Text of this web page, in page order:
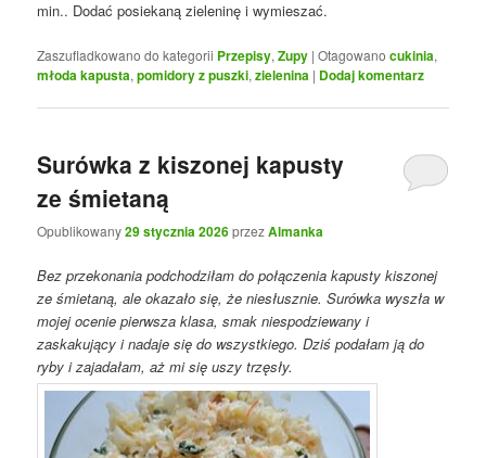
min.. Dodać posiekaną zieleninę i wymieszać.
Zaszufladkowano do kategorii Przepisy,Zupy |Otagowano cukinia,
młoda kapusta,pomidory z puszki,zielenina | Dodaj komentarz
Surówka z kiszonej kapusty
ze śmietaną
Opublikowany29 stycznia 2026przezAlmanka
Bez przekonania podchodziłam do połączenia kapusty kiszonej
ze śmietaną, ale okazało się, że niesłusznie. Surówka wyszła w
mojej ocenie pierwsza klasa, smak niespodziewany i
zaskakujący i nadaje się do wszystkiego. Dziś podałam ją do
ryby i zajadałam, aż mi się uszy trzęsły.